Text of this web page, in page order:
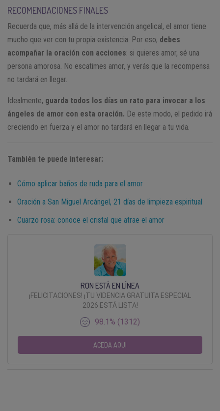
RECOMENDACIONES FINALES
Recuerda que, más allá de la intervención angelical, el amor tiene
mucho que ver con tu propia existencia. Por eso, debes
acompañar la oración con acciones: si quieres amor, sé una
persona amorosa. No escatimes amor, y verás que la recompensa
no tardará en llegar.
Idealmente, guarda todos los días un rato para invocar a los
ángeles de amor con esta oración. De este modo, el pedido irá
creciendo en fuerza y el amor no tardará en llegar a tu vida.
También te puede interesar:
Cómo aplicar baños de ruda para el amor
Oración a San Miguel Arcángel, 21 días de limpieza espiritual
Cuarzo rosa: conoce el cristal que atrae el amor
RON ESTÁ EN LÍNEA
¡FELICITACIONES! ¡TU VIDENCIA GRATUITA ESPECIAL
2026 ESTÁ LISTA!
98.1% (1312)
ACEDA AQUI